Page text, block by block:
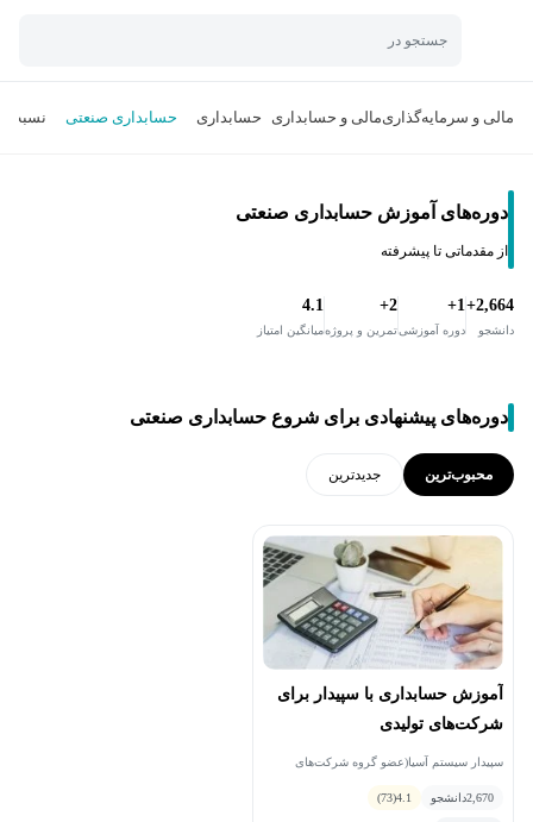
جستجو در
مالی و سرمایه‌گذاریمالی و حسابداری حسابداری حسابداری صنعتی
دوره‌های آموزش حسابداری صنعتی
از مقدماتی تا پیشرفته
2,664+
دانشجو
1+
دوره آموزشی
2+
تمرین و پروژه
4.1
میانگین امتیاز
دوره‌های پیشنهادی برای شروع حسابداری صنعتی
محبوب‌ترین جدید‌ترین
آموزش حسابداری با سپیدار برای
شرکت‌های تولیدی
سپیدار سیستم آسیا(عضو گروه شرکت‌های
2,670دانشجو 4.1
(73)